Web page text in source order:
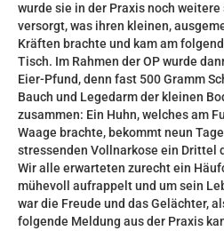
wurde sie in der Praxis noch
versorgt, was ihren kleinen,
Kräften brachte und kam am
Tisch. Im Rahmen der OP wurde
Eier-Pfund, denn fast 500 Gramm
Bauch und Legedarm der kleinen
zusammen: Ein Huhn, welches am
Waage brachte, bekommt neun
stressenden Vollnarkose ein Drittel
Wir alle erwarteten zurecht ein
mühevoll aufrappelt und um sein
war die Freude und das Gelächter,
folgende Meldung aus der Praxis